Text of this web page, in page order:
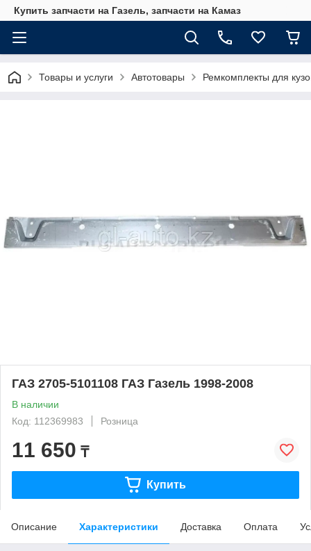
Купить запчасти на Газель, запчасти на Камаз
Товары и услуги Автотовары Ремкомплекты для
ГАЗ 2705-5101108 ГАЗ Газель 1998-2008
В наличии
Код: 112369983
Розница
11 650 ₸
Купить
Описание Характеристики Доставка Оплата